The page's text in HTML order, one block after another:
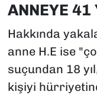
ANNEYE
Hakkında
anne H.E ise
suçundan 18
kişiyi